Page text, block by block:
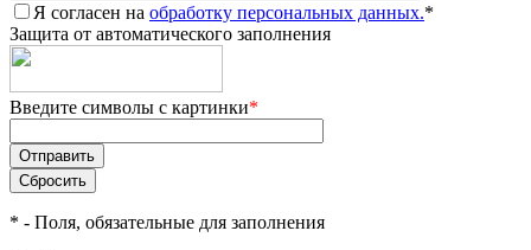
Я согласен на обработку персональных данных.*
Защита от автоматического заполнения
Введите символы с картинки*
* - Поля, обязательные для заполнения